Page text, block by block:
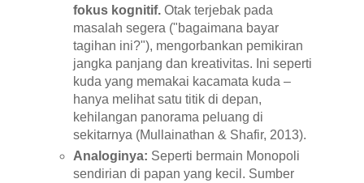
fokus kognitif.Otak terjebak pada
masalah segera ("bagaimana bayar
tagihan ini?"), mengorbankan pemikiran
jangka panjang dan kreativitas. Ini seperti
kuda yang memakai kacamata kuda –
hanya melihat satu titik di depan,
kehilangan panorama peluang di
sekitarnya (Mullainathan & Shafir, 2013).
Analoginya: Seperti bermain Monopoli
sendirian di papan yang kecil. Sumber